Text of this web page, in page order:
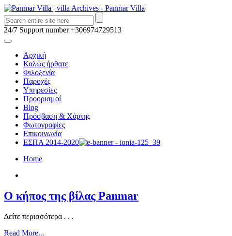
24/7 Support number +306974729513
Αρχική
Καλώς ήρθατε
Φιλοξενία
Παροχές
Υπηρεσίες
Προορισμοί
Blog
Πρόσβαση & Χάρτης
Φωτογραφίες
Επικοινωνία
ΕΣΠΑ 2014-2020
Home
Ο κήπος της βίλας Panmar
Δείτε περισσότερα . . .
Read More...